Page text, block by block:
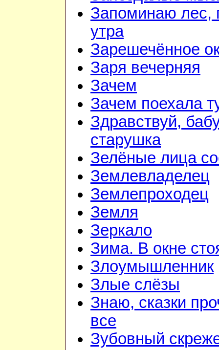
Запоминаю лес,
утра
Зарешечённое
Заря вечерняя
Зачем
Зачем поехала
Здравствуй,
старушка
Зелёные лица
Землевладелец
Землепроходец
Земля
Зеркало
Зима. В окне
Злоумышленник
Злые слёзы
Знаю, сказки
все
Зубовный